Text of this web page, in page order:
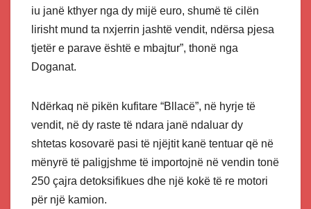
iu janë kthyer nga dy mijë euro, shumë të cilën
lirisht mund ta nxjerrin jashtë vendit, ndërsa pjesa
tjetër e parave është e mbajtur”, thonë nga
Doganat.
Ndërkaq në pikën kufitare “Bllacë”, në hyrje të
vendit, në dy raste të ndara janë ndaluar dy
shtetas kosovarë pasi të njëjtit kanë tentuar që në
mënyrë të paligjshme të importojnë në vendin tonë
250 çajra detoksifikues dhe një kokë të re motori
për një kamion.